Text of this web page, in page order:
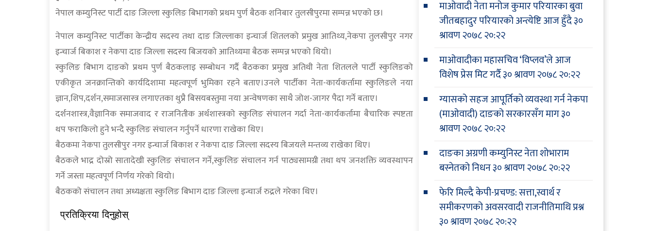
नेपाल कम्युनिस्ट पार्टी दाङ जिल्ला स्कुलिङ बिभागको प्रथम पुर्ण बैठक शनिबार तुलसीपुरमा सम्पन्न भएको छ।
नेपाल कम्युनिस्ट पार्टीका केन्द्रीय सदस्य तथा दाङ जिल्लाका इन्चार्ज शितलको प्रमुख आतिथ्य,नेकपा तुलसीपुर नगर
इन्चार्ज बिकाश र नेकपा दाङ जिल्ला सदस्य बिजयको आतिथ्यमा बैठक सम्पन्न भएको थियो।
स्कुलिङ बिभाग दाङको प्रथम पुर्ण बैठकलाइ सम्बोधन गर्दै बैठकका प्रमुख अतिथी नेता शितलले पार्टी स्कुलिङको
एकीकृत जनक्रान्तिको कार्यदिशामा महत्वपूर्ण भुमिका रहने बताए।उनले पार्टीका नेता-कार्यकर्तामा स्कुलिङले नया
ज्ञान,शिप,दर्शन,समाजसास्त्र लगाएतका थुप्रै बिसयबस्तुमा नया अन्वेषणका साथै जोश-जागर पैदा गर्ने बताए।
दर्शनशास्त्र,वैज्ञानिक समाजवाद र राजनितीक अर्थशास्त्रको स्कुलिङ संचालन गर्दा नेता-कार्यकर्तामा बैचारिक स्पष्टता
थप फराकिलो हुने भन्दै स्कुलिङ संचालन गर्नुपर्ने धारणा राखेका थिए।
बैठकमा नेकपा तुलसीपुर नगर इन्चार्ज बिकाश र नेकपा दाङ जिल्ला सदस्य बिजयले मन्तव्य राखेका थिए।
बैठकले भाद्र दोस्रो सातादेखी स्कुलिङ संचालन गर्ने,स्कुलिङ संचालन गर्न पाठ्यसामग्री तथा थप जनशक्ति व्यवस्थापन
गर्ने जस्ता महत्वपूर्ण निर्णय गरेको थियो।
बैठकको संचालन तथा अध्यक्षता स्कुलिङ बिभाग दाङ जिल्ला इन्चार्ज रुद्रले गरेका थिए।
प्रतिक्रिया दिनुहोस्
माओवादी नेता मनोज कुमार परियारका बुवा
जीतबहादुर परियारको अन्त्येष्टि आज हुँदै३०
श्रावण २०७८ २०:२२
माओवादीका महासचिव ‘विप्लव’ले आज
विशेष प्रेस मिट गर्दै३० श्रावण २०७८ २०:२२
ग्यासको सहज आपूर्तिको व्यवस्था गर्न नेकपा
(माओवादी) दाङको सरकारसँग माग३०
श्रावण २०७८ २०:२२
दाङका अग्रणी कम्युनिस्ट नेता शोभाराम
बस्नेतको निधन३० श्रावण २०७८ २०:२२
फेरि मिल्दै केपी-प्रचण्ड: सत्ता,स्वार्थ र
समीकरणको अवसरवादी राजनीतिमाथि प्रश्न
३० श्रावण २०७८ २०:२२